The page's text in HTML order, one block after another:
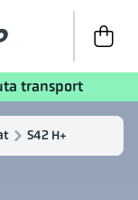
Kassasse
transport
S42 H+